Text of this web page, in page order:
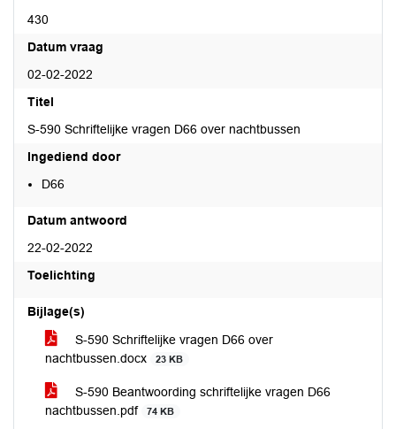
430
Datum vraag
02-02-2022
Titel
S-590 Schriftelijke vragen D66 over nachtbussen
Ingediend door
D66
Datum antwoord
22-02-2022
Toelichting
Bijlage(s)
S-590 Schriftelijke vragen D66 over
nachtbussen.docx
23 KB
S-590 Beantwoording schriftelijke vragen D66
nachtbussen.pdf
74 KB